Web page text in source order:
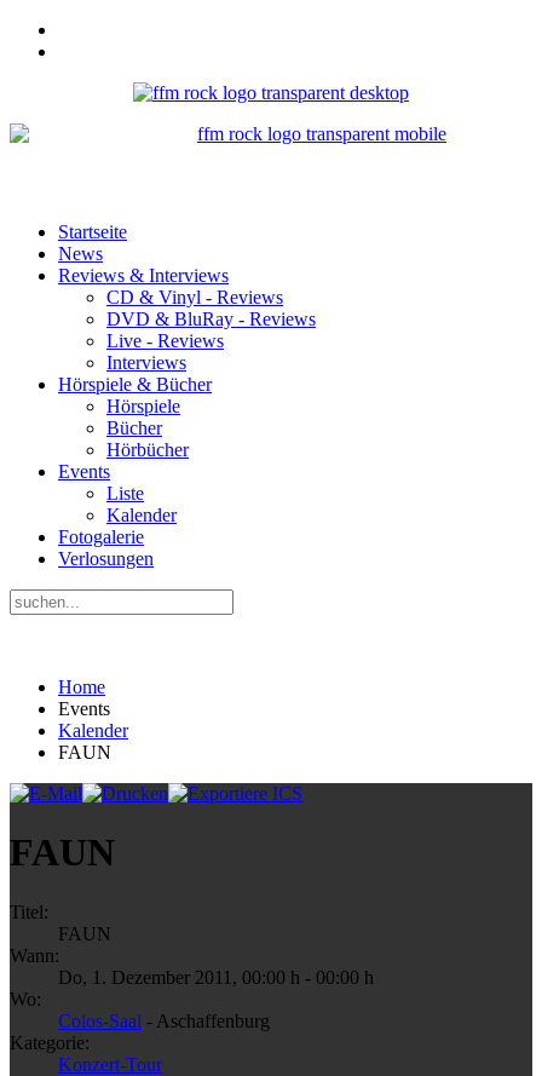
Startseite
News
Reviews & Interviews
CD & Vinyl - Reviews
DVD & BluRay - Reviews
Live - Reviews
Interviews
Hörspiele & Bücher
Hörspiele
Bücher
Hörbücher
Events
Liste
Kalender
Fotogalerie
Verlosungen
Home
Events
Kalender
FAUN
FAUN
Titel:
FAUN
Wann:
Do, 1. Dezember 2011 , 00:00 h - 00:00 h
Wo:
Colos-Saal - Aschaffenburg
Kategorie:
Konzert-Tour